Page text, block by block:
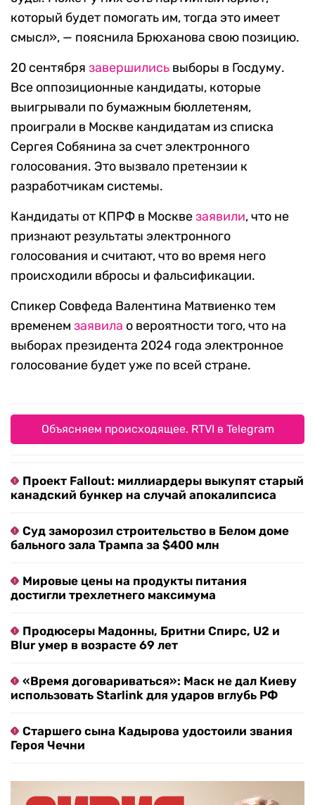
который будет помогать им, тогда это имеет
смысл», — пояснила Брюханова свою позицию.
20 сентября завершились выборы в Госдуму.
Все оппозиционные кандидаты, которые
выигрывали по бумажным бюллетеням,
проиграли в Москве кандидатам из списка
Сергея Собянина за счет электронного
голосования. Это вызвало претензии к
разработчикам системы.
Кандидаты от КПРФ в Москвезаявили, что не
признают результаты электронного
голосования и считают, что во время него
происходили вбросы и фальсификации.
Спикер Совфеда Валентина Матвиенко тем
временем заявила о вероятности того, что на
выборах президента 2024 года электронное
голосование будет уже по всей стране.
Объясняем происходящее. RTVI в Telegram
Проект Fallout: миллиардеры выкупят старый
канадский бункер на случай апокалипсиса
Суд заморозил строительство в Белом доме
бального зала Трампа за $400 млн
Мировые цены на продукты питания
достигли трехлетнего максимума
Продюсеры Мадонны, Бритни Спирс, U2 и
Blur умер в возрасте 69 лет
«Время договариваться»: Маск не дал Киеву
использовать Starlink для ударов вглубь РФ
Старшего сына Кадырова удостоили звания
Героя Чечни